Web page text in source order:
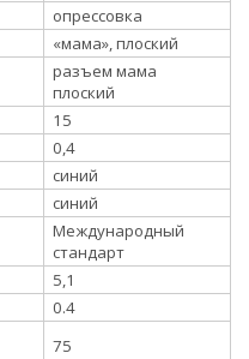
опрессовка
«мама», плоский
разъем мама
плоский
15
0,4
синий
синий
Международный
стандарт
5,1
0.4
75